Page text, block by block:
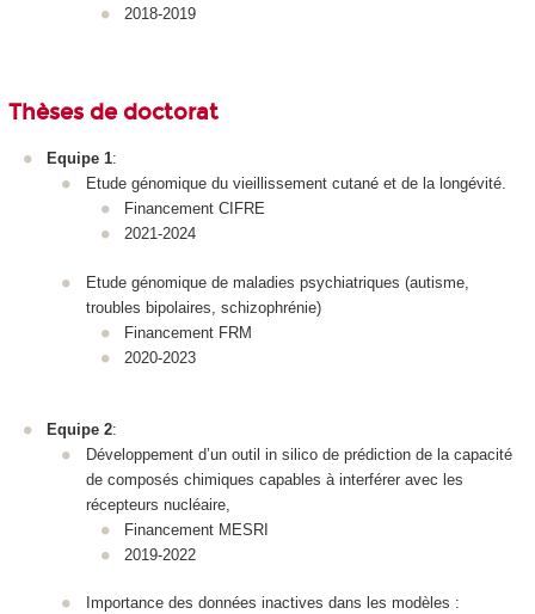
2018-2019
Thèses de doctorat
Equipe 1:
Etude génomique du vieillissement cutané et de la longévité.
Financement CIFRE
2021-2024
Etude génomique de maladies psychiatriques (autisme,
troubles bipolaires, schizophrénie)
Financement FRM
2020-2023
Equipe 2:
Développement d’un outil in silico de prédiction de la capacité
de composés chimiques capables à interférer avec les
récepteurs nucléaire,
Financement MESRI
2019-2022
Importance des données inactives dans les modèles :